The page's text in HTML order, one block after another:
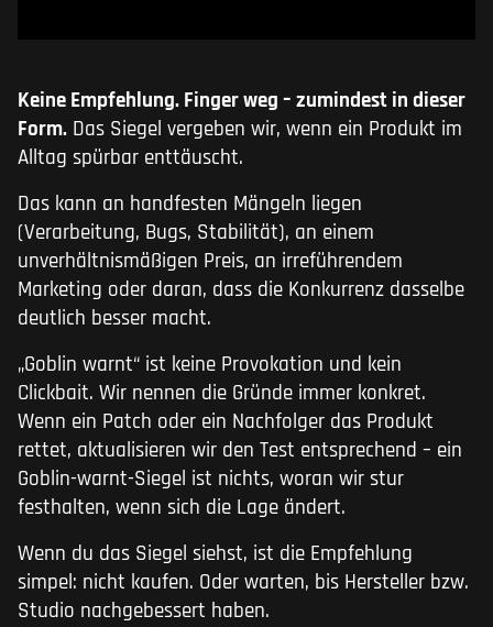
Keine Empfehlung. Finger weg – zumindest in dieser
Form. Das Siegel vergeben wir, wenn ein Produkt im
Alltag spürbar enttäuscht.
Das kann an handfesten Mängeln liegen
(Verarbeitung, Bugs, Stabilität), an einem
unverhältnismäßigen Preis, an irreführendem
Marketing oder daran, dass die Konkurrenz dasselbe
deutlich besser macht.
„Goblin warnt“ ist keine Provokation und kein
Clickbait. Wir nennen die Gründe immer konkret.
Wenn ein Patch oder ein Nachfolger das Produkt
rettet, aktualisieren wir den Test entsprechend – ein
Goblin-warnt-Siegel ist nichts, woran wir stur
festhalten, wenn sich die Lage ändert.
Wenn du das Siegel siehst, ist die Empfehlung
simpel: nicht kaufen. Oder warten, bis Hersteller bzw.
Studio nachgebessert haben.